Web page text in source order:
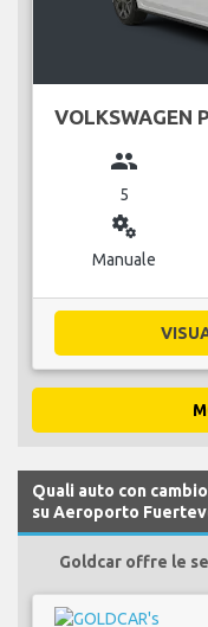
VOLKSWAGEN
group
5
miscellaneous_services
Manuale
Quali auto con
su Aeroporto
Goldcar offre le